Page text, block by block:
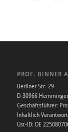
PROF. BINNER
Berliner Str. 29
D-30966
Geschäftsführer:
Inhaltlich
Ust-ID: DE